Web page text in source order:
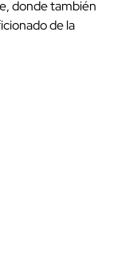
donde también
de la